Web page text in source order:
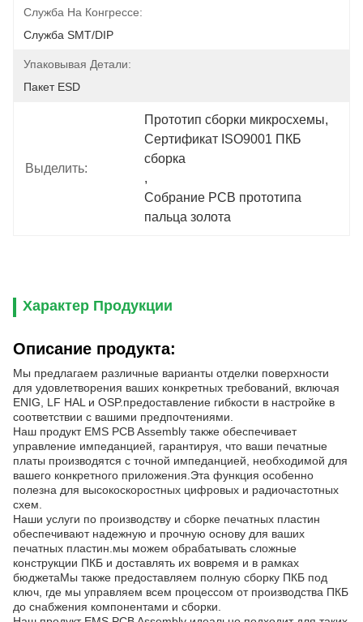
Служба На Конгрессе:
Служба SMT/DIP
Упаковывая Детали:
Пакет ESD
Выделить:
Прототип сборки микросхемы,
Сертификат ISO9001 ПКБ
сборка
,
Собрание PCB прототипа
пальца золота
Характер Продукции
Описание продукта:
Мы предлагаем различные варианты отделки поверхности
для удовлетворения ваших конкретных требований, включая
ENIG, LF HAL и OSP.предоставление гибкости в настройке в
соответствии с вашими предпочтениями.
Наш продукт EMS PCB Assembly также обеспечивает
управление импеданцией, гарантируя, что ваши печатные
платы производятся с точной импеданцией, необходимой для
вашего конкретного приложения.Эта функция особенно
полезна для высокоскоростных цифровых и радиочастотных
схем.
Наши услуги по производству и сборке печатных пластин
обеспечивают надежную и прочную основу для ваших
печатных пластин.мы можем обрабатывать сложные
конструкции ПКБ и доставлять их вовремя и в рамках
бюджетаМы также предоставляем полную сборку ПКБ под
ключ, где мы управляем всем процессом от производства ПКБ
до снабжения компонентами и сборки.